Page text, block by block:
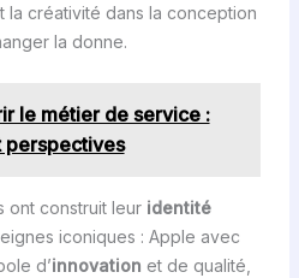
la créativité dans la conception
la donne.
le métier de service :
perspectives
ont construit leur identité
iconiques : Apple avec
d’innovation et de qualité,